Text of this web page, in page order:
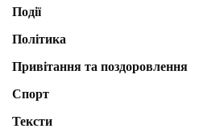
Події
Політика
Привітання та поздоровлення
Спорт
Тексти